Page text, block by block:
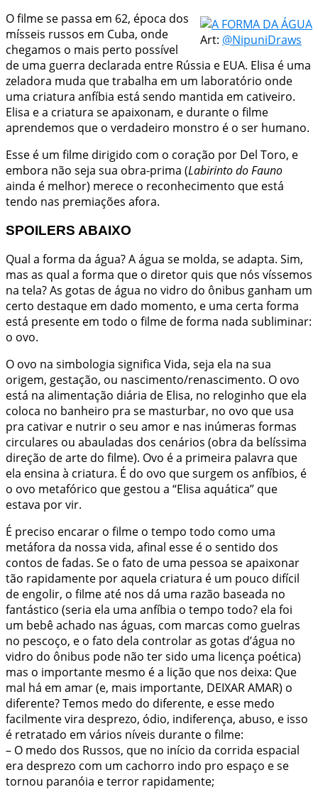
Art: @NipuniDraws
O filme se passa em 62, época dos
mísseis russos em Cuba, onde
chegamos o mais perto possível
de uma guerra declarada entre Rússia e EUA. Elisa é uma
zeladora muda que trabalha em um laboratório onde
uma criatura anfíbia está sendo mantida em cativeiro.
Elisa e a criatura se apaixonam, e durante o filme
aprendemos que o verdadeiro monstro é o ser humano.
Esse é um filme dirigido com o coração por Del Toro, e
embora não seja sua obra-prima (Labirinto do Fauno
ainda é melhor) merece o reconhecimento que está
tendo nas premiações afora.
SPOILERS ABAIXO
Qual a forma da água? A água se molda, se adapta. Sim,
mas as qual a forma que o diretor quis que nós víssemos
na tela? As gotas de água no vidro do ônibus ganham um
certo destaque em dado momento, e uma certa forma
está presente em todo o filme de forma nada subliminar:
o ovo.
O ovo na simbologia significa Vida, seja ela na sua
origem, gestação, ou nascimento/renascimento. O ovo
está na alimentação diária de Elisa, no reloginho que ela
coloca no banheiro pra se masturbar, no ovo que usa
pra cativar e nutrir o seu amor e nas inúmeras formas
circulares ou abauladas dos cenários (obra da belíssima
direção de arte do filme). Ovo é a primeira palavra que
ela ensina à criatura. É do ovo que surgem os anfíbios, é
o ovo metafórico que gestou a “Elisa aquática” que
estava por vir.
É preciso encarar o filme o tempo todo como uma
metáfora da nossa vida, afinal esse é o sentido dos
contos de fadas. Se o fato de uma pessoa se apaixonar
tão rapidamente por aquela criatura é um pouco difícil
de engolir, o filme até nos dá uma razão baseada no
fantástico (seria ela uma anfíbia o tempo todo? ela foi
um bebê achado nas águas, com marcas como guelras
no pescoço, e o fato dela controlar as gotas d’água no
vidro do ônibus pode não ter sido uma licença poética)
mas o importante mesmo é a lição que nos deixa: Que
mal há em amar (e, mais importante, DEIXAR AMAR) o
diferente? Temos medo do diferente, e esse medo
facilmente vira desprezo, ódio, indiferença, abuso, e isso
é retratado em vários níveis durante o filme:
– O medo dos Russos, que no início da corrida espacial
era desprezo com um cachorro indo pro espaço e se
tornou paranóia e terror rapidamente;